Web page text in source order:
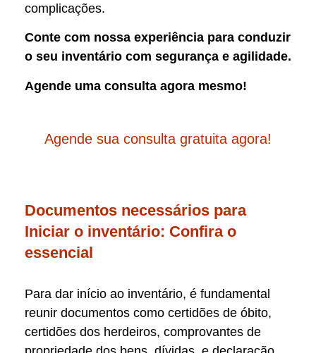
complicações.
Conte com nossa experiência para conduzir
o seu inventário com segurança e agilidade.
Agende uma consulta agora mesmo!
Agende sua consulta gratuita agora!
Documentos necessários para
Iniciar o inventário: Confira o
essencial
Para dar início ao inventário, é fundamental
reunir documentos como certidões de óbito,
certidões dos herdeiros, comprovantes de